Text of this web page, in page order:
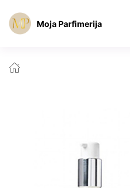
Moja Parfimerija